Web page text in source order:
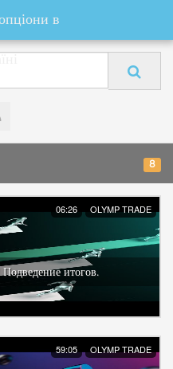
в
8
06:26 OLYMP TRADE
итогов.
59:05 OLYMP TRADE